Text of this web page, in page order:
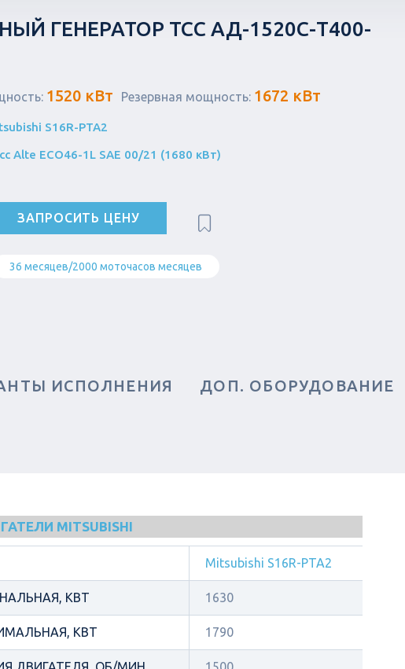
ГЕНЕРАТОР ТСС АД-1520С-Т400-
1520 кВт Резервная мощность: 1672 кВт
S16R-PTA2
Alte ECO46-1L SAE 00/21 (1680 кВт)
ЗАПРОСИТЬ ЦЕНУ
36 месяцев/2000 моточасов месяцев
ИСПОЛНЕНИЯ ДОП. ОБОРУДОВАНИЕ
MITSUBISHI
Mitsubishi S16R-PTA2
КВТ 1630
КВТ 1790